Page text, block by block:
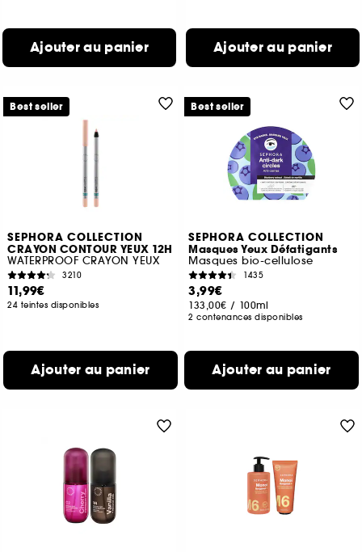
Ajouter au panier Ajouter au panier
SEPHORA COLLECTION
CRAYON CONTOUR YEUX 12H
WATERPROOF CRAYON YEUX
3210
11,99€
24 teintes disponibles
Ajouter au panier
Best seller
SEPHORA COLLECTION
Masques Yeux Défatigants
Masques bio-cellulose
1435
3,99€
133,00€ / 100ml
2 contenances disponibles
Ajouter au panier
Best seller